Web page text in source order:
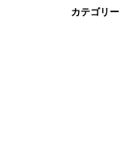
カテゴリー